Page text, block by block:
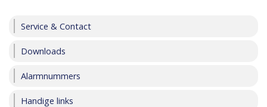
Service & Contact
Downloads
Alarmnummers
Handige links